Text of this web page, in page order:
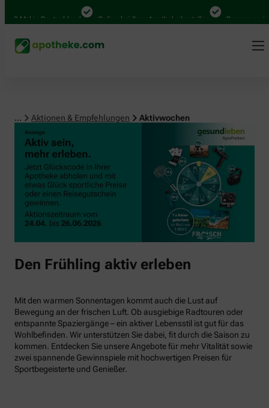
Mal in Deutschland Online bei Ihrer Apotheke bestellen Bequem
... Aktionen & Empfehlungen Aktivwochen
Den Frühling aktiv erleben
Mit den warmen Sonnentagen kommt auch die Lust auf
Bewegung an der frischen Luft. Ob ausgiebige Radtouren oder
entspannte Spaziergänge – ein aktiver Lebensstil ist gut für das
Wohlbefinden. Wir unterstützen Sie dabei, fit durch die Saison zu
kommen. Entdecken Sie unsere Angebote für mehr Vitalität sowie
zwei spannende Gewinnspiele mit hochwertigen Preisen für
Sportbegeisterte und Genießer.